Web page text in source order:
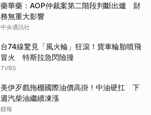
藥華藥：AOP仲裁案第二階段判斷出爐 財
務無重大影響
中央通訊社
台74線驚見「風火輪」狂滾！貨車輪胎噴飛
冒火 特斯拉急閃險撞
TVBS
美伊歹戲拖棚國際油價高掛！中油硬扛 下
週汽柴油繼續凍漲
鏡報